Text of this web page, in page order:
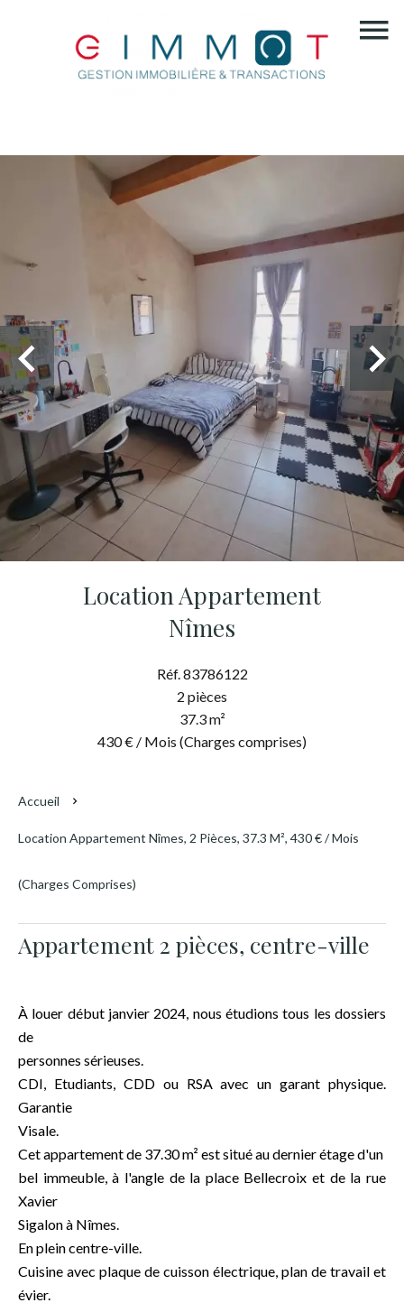
Location Appartement
Nîmes
Réf. 83786122
2 pièces
37.3 m²
430 € / Mois (Charges comprises)
Accueil
Location Appartement Nîmes, 2 Pièces, 37.3 M², 430 € / Mois
(Charges Comprises)
Appartement 2 pièces, centre-ville
À louer début janvier 2024, nous étudions tous les dossiers
de
personnes sérieuses.
CDI, Etudiants, CDD ou RSA avec un garant physique.
Garantie
Visale.
Cet appartement de 37.30 m² est situé au dernier étage d'un
bel immeuble, à l'angle de la place Bellecroix et de la rue
Xavier
Sigalon à Nîmes.
En plein centre-ville.
Cuisine avec plaque de cuisson électrique, plan de travail et
évier.